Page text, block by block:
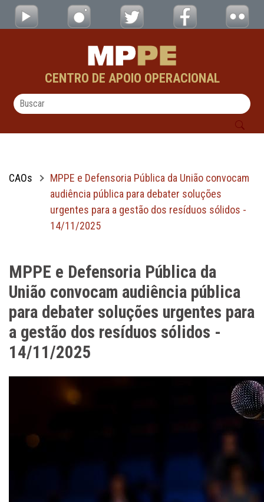
Pular para o Conteúdo principal
MPPE e Defensoria Pública da União
CENTRO DE APOIO OPERACIONAL
CAOs
MPPE e Defensoria Pública da União convocam
audiência pública para debater soluções
urgentes para a gestão dos resíduos sólidos -
14/11/2025
MPPE e Defensoria Pública da
União convocam audiência pública
para debater soluções urgentes para
a gestão dos resíduos sólidos -
14/11/2025